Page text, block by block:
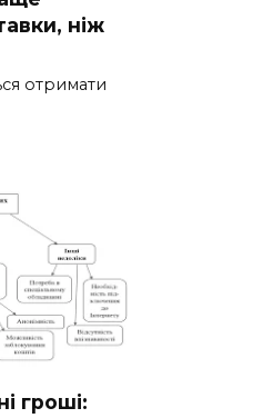
ніж
отримати
гроші: